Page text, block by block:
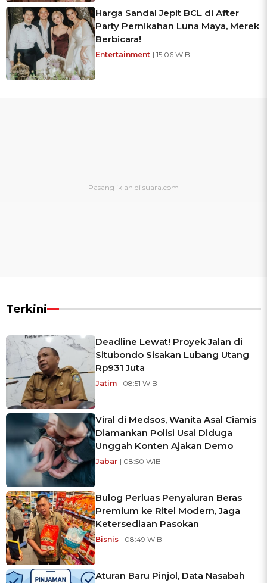
Harga Sandal Jepit BCL di After
Party Pernikahan Luna Maya, Merek
Berbicara!
Entertainment | 15:06 WIB
Terkini
Deadline Lewat! Proyek Jalan di
Situbondo Sisakan Lubang Utang
Rp931 Juta
Jatim | 08:51 WIB
Viral di Medsos, Wanita Asal Ciamis
Diamankan Polisi Usai Diduga
Unggah Konten Ajakan Demo
Jabar | 08:50 WIB
Bulog Perluas Penyaluran Beras
Premium ke Ritel Modern, Jaga
Ketersediaan Pasokan
Bisnis | 08:49 WIB
Aturan Baru Pinjol, Data Nasabah